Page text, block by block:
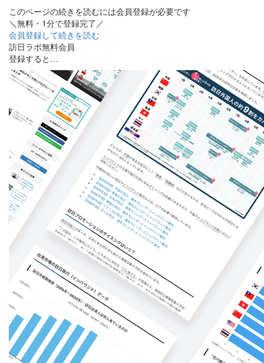
このページの続きを読むには会員登録が必要です
＼無料・1分で登録完了／
会員登録して続きを読む
訪日ラボ無料会員
登録すると…